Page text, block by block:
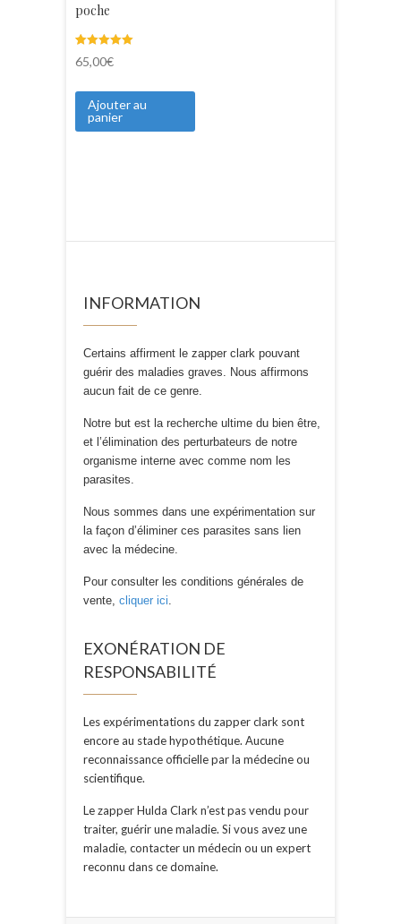
poche
Noté
5.00
3
notations
client
65,00€
Ajouter au
panier
INFORMATION
Certains affirment le zapper clark pouvant
guérir des maladies graves. Nous affirmons
aucun fait de ce genre.
Notre but est la recherche ultime du bien être,
et l’élimination des perturbateurs de notre
organisme interne avec comme nom les
parasites.
Nous sommes dans une expérimentation sur
la façon d’éliminer ces parasites sans lien
avec la médecine.
Pour consulter les conditions générales de
vente, cliquer ici
EXONÉRATION DE
RESPONSABILITÉ
Les expérimentations du zapper clark sont
encore au stade hypothétique. Aucune
reconnaissance officielle par la médecine ou
scientifique.
Le zapper Hulda Clark n’est pas vendu pour
traiter, guérir une maladie. Si vous avez une
maladie, contacter un médecin ou un expert
reconnu dans ce domaine.